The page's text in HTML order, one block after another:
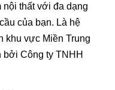
nội thất với đa dạng
của bạn. Là hệ
khu vực Miền Trung
Công ty TNHH